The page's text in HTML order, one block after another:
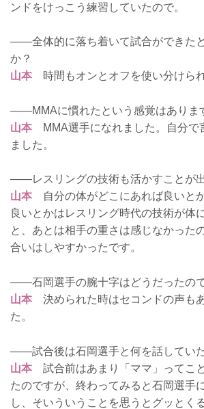
ンドをけっこう練習していたので。
――全体的に落ち着いて試合ができた
か？
山本 時間もオンとオフを使い分けら
――MMAに慣れたという感覚はありま
山本 MMA選手になれました。自分で
ました。
――レスリングの技術も活かすことが
山本 自分の体がどこにあれば良いと
良いとかはレスリング時代の技術が体
と、あとは相手の重さは感じなかった
合いはしやすかったです。
――石岡選手の腕十字はどうだったの
山本 決められた時はセコンドの声も
た。
――試合後は石岡選手と何を話してい
山本 試合前はあまり「ママ」ってこ
たのですが、終わってみると石岡選手
し、そいういうことを思うとグッとく